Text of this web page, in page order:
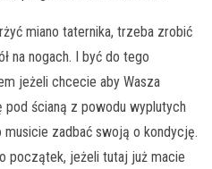
miano taternika, trzeba zrobić
na nogach. I być do tego
jeżeli chcecie aby Wasza
pod ścianą z powodu wyplutych
zadbać swoją o kondycję.
początek, jeżeli tutaj już macie